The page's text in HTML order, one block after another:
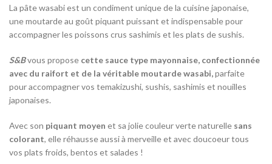
La pâte wasabi est un condiment unique de la cuisine japonaise,
une moutarde au goût piquant puissant et indispensable pour
accompagner les poissons crus sashimis et les plats de sushis.
S&Bvous propose cette sauce type mayonnaise, confectionnée
avec du raifort et de la véritable moutarde wasabi,parfaite
pour accompagner vos temakizushi, sushis, sashimis et nouilles
japonaises.
Avec son piquant moyen et sa jolie couleur verte naturelle sans
colorant, elle réhausse aussi à merveille et avec doucoeur tous
vos plats froids, bentos et salades !